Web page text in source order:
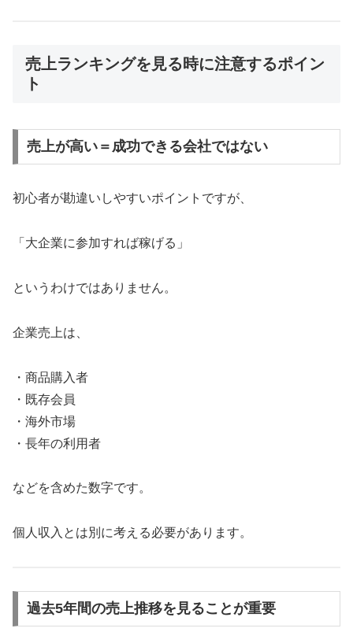
売上ランキングを見る時に注意するポイン
ト
売上が高い＝成功できる会社ではない
初心者が勘違いしやすいポイントですが、
「大企業に参加すれば稼げる」
というわけではありません。
企業売上は、
・商品購入者
・既存会員
・海外市場
・長年の利用者
などを含めた数字です。
個人収入とは別に考える必要があります。
過去5年間の売上推移を見ることが重要